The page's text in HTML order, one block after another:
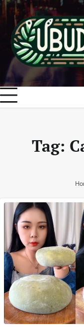
Skip
to
content
Tag: